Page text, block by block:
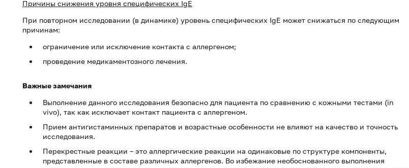
Причины снижения уровня специфических IgE
При повторном исследовании (в динамике) уровень специфических IgE может снижаться по следующим
причинам:
ограничение или исключение контакта с аллергеном;
проведение медикаментозного лечения.
Важные замечания
Выполнение данного исследования безопасно для пациента по сравнению с кожными тестами (in
vivo), так как исключает контакт пациента с аллергеном.
Прием антигистаминных препаратов и возрастные особенности не влияют на качество и точность
исследования.
Перекрестные реакции – это аллергические реакции на одинаковые по структуре компоненты,
представленные в составе различных аллергенов. Во избежание необоснованного выполнения